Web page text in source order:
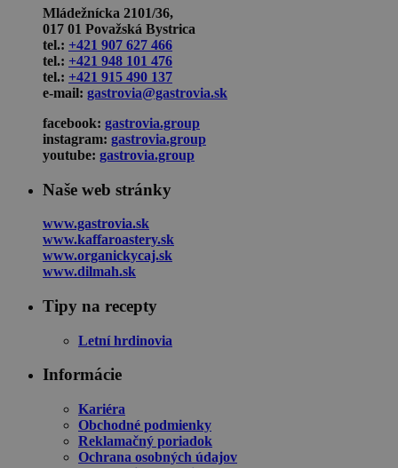
Mládežnícka 2101/36,
017 01 Považská Bystrica
tel.: +421 907 627 466
tel.: +421 948 101 476
tel.: +421 915 490 137
e-mail: gastrovia@gastrovia.sk
facebook: gastrovia.group
instagram: gastrovia.group
youtube: gastrovia.group
Naše web stránky
www.gastrovia.sk
www.kaffaroastery.sk
www.organickycaj.sk
www.dilmah.sk
Tipy na recepty
Letní hrdinovia
Informácie
Kariéra
Obchodné podmienky
Reklamačný poriadok
Ochrana osobných údajov